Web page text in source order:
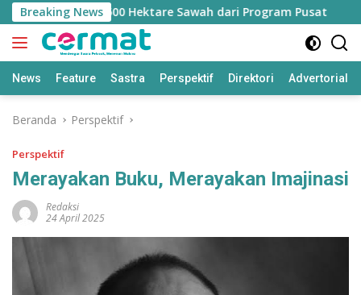
Langsung
ke
konten
Breaking News
Jatah 7.500 Hektare Sawah dari Program Pusat
News Feature Sastra Perspektif Direktori Advertorial
Beranda Perspektif
Perspektif
Merayakan Buku, Merayakan Imajinasi
Redaksi
24 April 2025